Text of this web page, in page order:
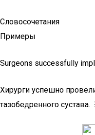
Словосочетания
Примеры
Surgeons successfully
Хирурги успешно
тазобедренного